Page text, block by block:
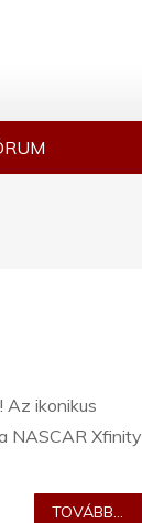
Az ikonikus
NASCAR Xfinity
TOVÁBB...